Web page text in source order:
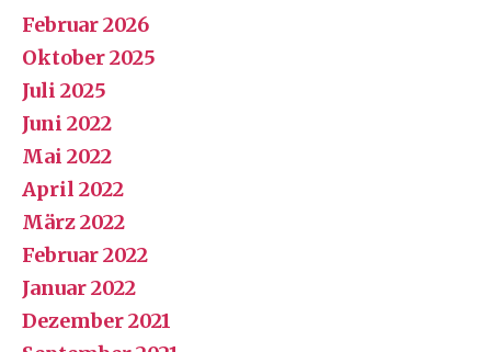
Februar 2026
Oktober 2025
Juli 2025
Juni 2022
Mai 2022
April 2022
März 2022
Februar 2022
Januar 2022
Dezember 2021